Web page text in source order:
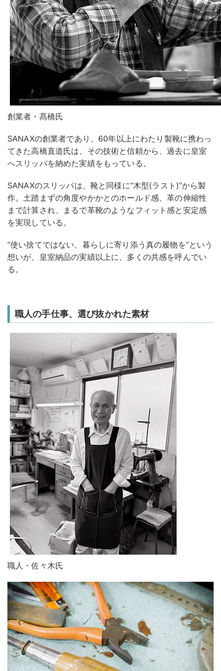
創業者・髙橋氏
SANAXの創業者であり、60年以上にわたり製靴に携わっ
てきた高橋直道氏は、その技術と信頼から、過去に皇室
へスリッパを納めた実績をもっている。
SANAXのスリッパは、靴と同様に“木型(ラスト)”から製
作。土踏まずの角度やかかとのホールド感、革の伸縮性
まで計算され、まるで革靴のようなフィット感と安定感
を実現している。
“使い捨てではない、暮らしに寄り添う真の履物を”という
想いが、皇室納品の実績以上に、多くの共感を呼んでい
る。
職人の手仕事、選び抜かれた素材
職人・佐々木氏